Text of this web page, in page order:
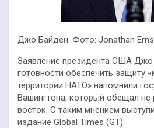
Джо Байден. Фото: Jonathan
Заявление президента США Джо
готовности обеспечить защиту
территории НАТО» напомнили
Вашингтона, который обещал не
восток. С таким мнением
издание Global Times (GT).